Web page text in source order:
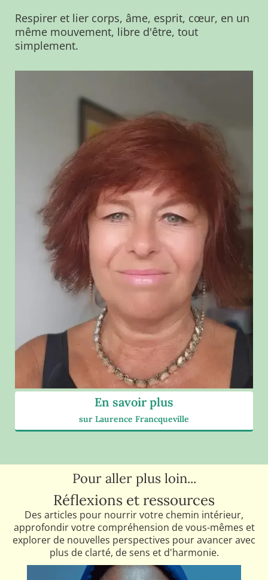
Respirer et lier corps, âme, esprit, cœur, en un
même mouvement, libre d'être, tout
simplement.
En savoir plus
sur Laurence Francqueville
Pour aller plus loin...
Réflexions et ressources
Des articles pour nourrir votre chemin intérieur,
approfondir votre compréhension de vous-mêmes et
explorer de nouvelles perspectives pour avancer avec
plus de clarté, de sens et d'harmonie.